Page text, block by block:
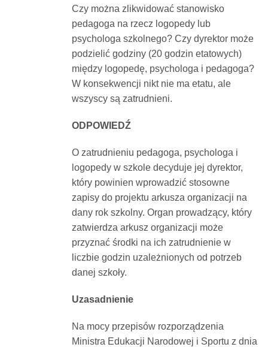
Czy można zlikwidować stanowisko
pedagoga na rzecz logopedy lub
psychologa szkolnego? Czy dyrektor może
podzielić godziny (20 godzin etatowych)
między logopedę, psychologa i pedagoga?
W konsekwencji nikt nie ma etatu, ale
wszyscy są zatrudnieni.
ODPOWIEDŹ
O zatrudnieniu pedagoga, psychologa i
logopedy w szkole decyduje jej dyrektor,
który powinien wprowadzić stosowne
zapisy do projektu arkusza organizacji na
dany rok szkolny. Organ prowadzący, który
zatwierdza arkusz organizacji może
przyznać środki na ich zatrudnienie w
liczbie godzin uzależnionych od potrzeb
danej szkoły.
Uzasadnienie
Na mocy przepisów rozporządzenia
Ministra Edukacji Narodowej i Sportu z dnia